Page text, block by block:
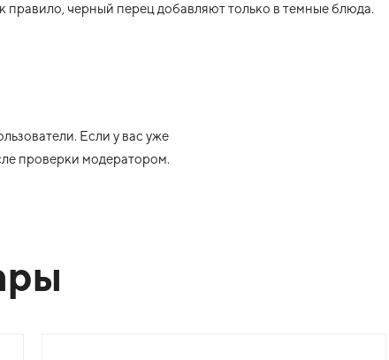
правило, черный перец добавляют только в темные блюда.
Если у вас уже
проверки модератором.